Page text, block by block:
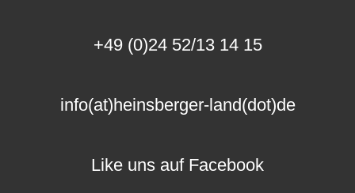
+49 (0)24 52/13 14 15
info(at)heinsberger-land(dot)de
Like uns auf Facebook